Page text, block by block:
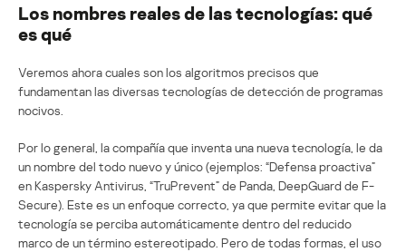
Los nombres reales de las tecnologías: qué
es qué
Veremos ahora cuales son los algoritmos precisos que
fundamentan las diversas tecnologías de detección de programas
nocivos.
Por lo general, la compañía que inventa una nueva tecnología, le da
un nombre del todo nuevo y único (ejemplos: “Defensa proactiva”
en Kaspersky Antivirus, “TruPrevent” de Panda, DeepGuard de F-
Secure). Este es un enfoque correcto, ya que permite evitar que la
tecnología se perciba automáticamente dentro del reducido
marco de un término estereotipado. Pero de todas formas, el uso